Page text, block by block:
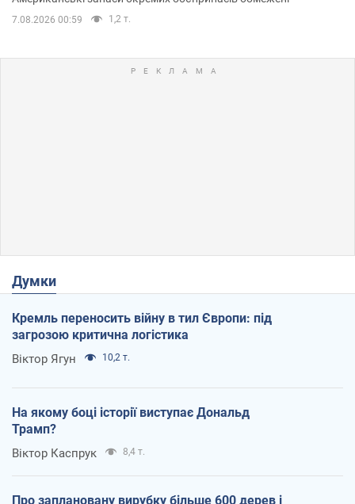
7.08.2026 00:59 1,2 т.
Думки
Кремль переносить війну в тил Європи: під
загрозою критична логістика
Віктор Ягун 10,2 т.
На якому боці історії виступає Дональд
Трамп?
Віктор Каспрук 8,4 т.
Про заплановану вирубку більше 600 дерев і